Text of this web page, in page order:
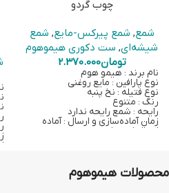
چوب گردو
شمع, شمع پیرکس-مایع, شمع
شیشه‌ای, ست دکوری هیموهوم
تومان2.370.000
نام برند : هیمو هوم
نوع پارافین : مایع روغنی
نوع فتیله : نخ پنبه
رنگ : متنوع
رایحه : شمع رایحه ندارد
زمان آماده‌سازی و ارسال : آماده
ارسال از تهران
سانت، به همراه دو عدد سرفتیله
شیشه‌ای، دو عدد فتیله نخ‌پنبه، دو
محصولات هیموهوم